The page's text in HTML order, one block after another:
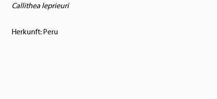
Callithea leprieuri
Herkunft: Peru